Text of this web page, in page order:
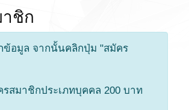
ชิก
ข้อมูล จากนั้นคลิกปุ่ม "สมัคร
สมาชิกประเภทบุคคล 200 บาท